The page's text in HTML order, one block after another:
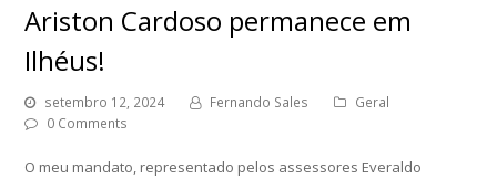
Ariston Cardoso permanece em
Ilhéus!
setembro 12, 2024 Fernando Sales
Geral
0 Comments
O meu mandato, representado pelos assessores Everaldo